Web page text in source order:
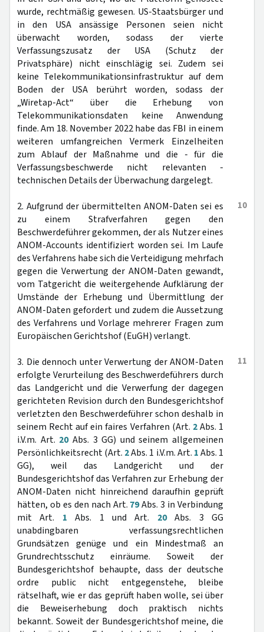
wurde, rechtmäßig gewesen. US-Staatsbürger und
in den USA ansässige Personen seien nicht
überwacht worden, sodass der vierte
Verfassungszusatz der USA (Schutz der
Privatsphäre) nicht einschlägig sei. Zudem sei
keine Telekommunikationsinfrastruktur auf dem
Boden der USA berührt worden, sodass der
„Wiretap-Act“ über die Erhebung von
Telekommunikationsdaten keine Anwendung
finde. Am 18. November 2022 habe das FBI in einem
weiteren umfangreichen Vermerk Einzelheiten
zum Ablauf der Maßnahme und die - für die
Verfassungsbeschwerde nicht relevanten -
technischen Details der Überwachung dargelegt.
10
2. Aufgrund der übermittelten ANOM-Daten sei es
zu einem Strafverfahren gegen den
Beschwerdeführer gekommen, der als Nutzer eines
ANOM-Accounts identifiziert worden sei. Im Laufe
des Verfahrens habe sich die Verteidigung mehrfach
gegen die Verwertung der ANOM-Daten gewandt,
vom Tatgericht die weitergehende Aufklärung der
Umstände der Erhebung und Übermittlung der
ANOM-Daten gefordert und zudem die Aussetzung
des Verfahrens und Vorlage mehrerer Fragen zum
Europäischen Gerichtshof (EuGH) verlangt.
11
3. Die dennoch unter Verwertung der ANOM-Daten
erfolgte Verurteilung des Beschwerdeführers durch
das Landgericht und die Verwerfung der dagegen
gerichteten Revision durch den Bundesgerichtshof
verletzten den Beschwerdeführer schon deshalb in
seinem Recht auf ein faires Verfahren (Art. 2Abs. 1
i.V.m. Art. 20Abs. 3 GG) und seinem allgemeinen
Persönlichkeitsrecht (Art. 2Abs. 1 i.V.m. Art. 1Abs. 1
GG), weil das Landgericht und der
Bundesgerichtshof das Verfahren zur Erhebung der
ANOM-Daten nicht hinreichend daraufhin geprüft
hätten, ob es den nach Art. 79Abs. 3 in Verbindung
mit Art. 1 Abs. 1 und Art. 20Abs. 3 GG
unabdingbaren verfassungsrechtlichen
Grundsätzen genüge und ein Mindestmaß an
Grundrechtsschutz einräume. Soweit der
Bundesgerichtshof behaupte, dass der deutsche
ordre public nicht entgegenstehe, bleibe
rätselhaft, wie er das geprüft haben wolle, sei über
die Beweiserhebung doch praktisch nichts
bekannt. Soweit der Bundesgerichtshof meine, die